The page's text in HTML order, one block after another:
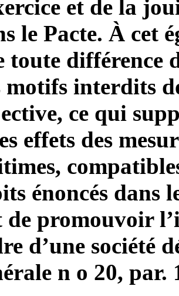
et de la
le Pacte. À cet
toute différence
motifs interdits
ce qui
effets des
énoncés dans
de promouvoir
d’une société
n o 20, par.